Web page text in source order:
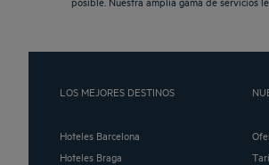
LOS MEJORES DESTINOS
Hoteles Barcelona
Hoteles Braga